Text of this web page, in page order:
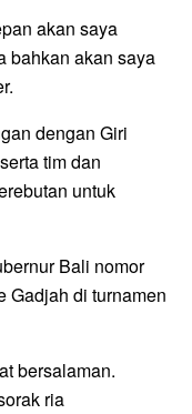
akan saya
bahkan akan saya
dengan Giri
tim dan
untuk
Bali nomor
Gadjah di turnamen
bersalaman.
ria